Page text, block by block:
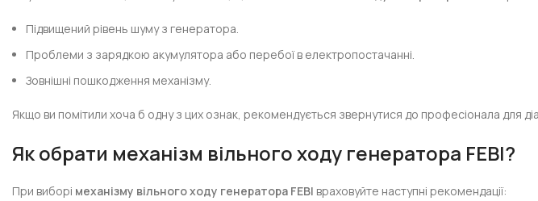
Підвищений рівень шуму з генератора.
Проблеми з зарядкою акумулятора або перебої в електропостачанні.
Зовнішні пошкодження механізму.
Якщо ви помітили хоча б одну з цих ознак, рекомендується звернутися до професіонала для
Як обрати механізм вільного ходу генератора FEBI?
При виборі механізму вільного ходу генератора FEBI враховуйте наступні рекомендації: